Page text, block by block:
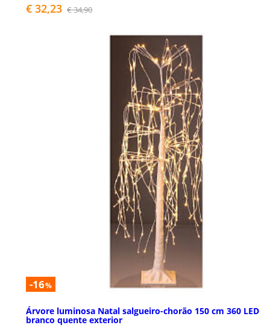
€ 32,23 € 34,90
-16%
Árvore luminosa Natal salgueiro-chorão 150 cm 360 LED
branco quente exterior